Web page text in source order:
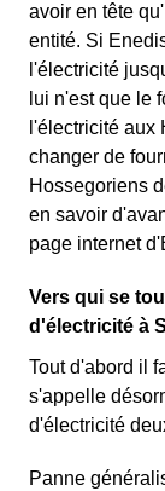
avoir en tête
entité. Si
l'électricité
lui n'est que le
l'électricité aux
changer de
Hossegoriens
en savoir
page internet
Vers qui se
d'électricité à
Tout d'abord il
s'appelle
d'électricité
Panne